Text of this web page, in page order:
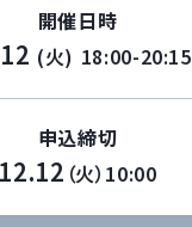
開催日時
(火) 18:00-20:15
申込締切
12.12 （火）10:00